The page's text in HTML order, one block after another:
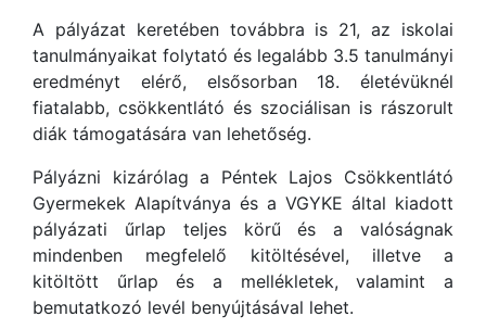
A pályázat keretében továbbra is 21, az iskolai
tanulmányaikat folytató és legalább 3.5 tanulmányi
eredményt elérő, elsősorban 18. életévüknél
fiatalabb, csökkentlátó és szociálisan is rászorult
diák támogatására van lehetőség.
Pályázni kizárólag a Péntek Lajos Csökkentlátó
Gyermekek Alapítványa és a VGYKE által kiadott
pályázati űrlap teljes körű és a valóságnak
mindenben megfelelő kitöltésével, illetve a
kitöltött űrlap és a mellékletek, valamint a
bemutatkozó levél benyújtásával lehet.